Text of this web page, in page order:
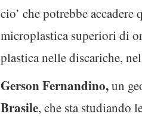
cio’ che potrebbe
microplastica superiori di
plastica nelle discariche,
Gerson Fernandino,un
Brasile, che sta studiando